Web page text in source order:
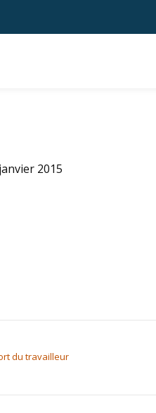
2015
du travailleur